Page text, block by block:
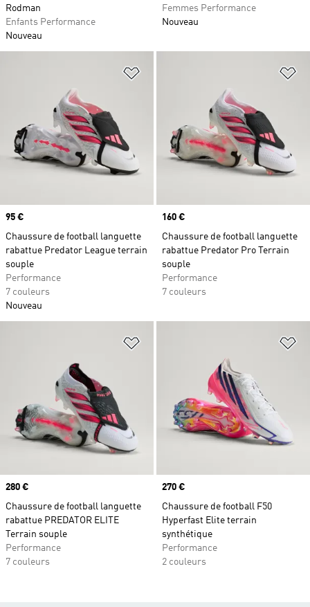
Rodman
Enfants Performance
Nouveau
Femmes Performance
Nouveau
Ajouter à la Liste de produits
Prix
95 €
Chaussure de football languette
rabattue Predator League terrain
souple
Performance
7 couleurs
Nouveau
Prix
160 €
Chaussure de football languette
rabattue Predator Pro Terrain
souple
Performance
7 couleurs
Ajouter à la Liste de produits
Prix
280 €
Chaussure de football languette
rabattue PREDATOR ELITE
Terrain souple
Performance
7 couleurs
Prix
270 €
Chaussure de football F50
Hyperfast Elite terrain
synthétique
Performance
2 couleurs